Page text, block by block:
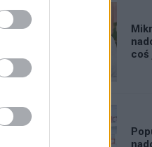
coś